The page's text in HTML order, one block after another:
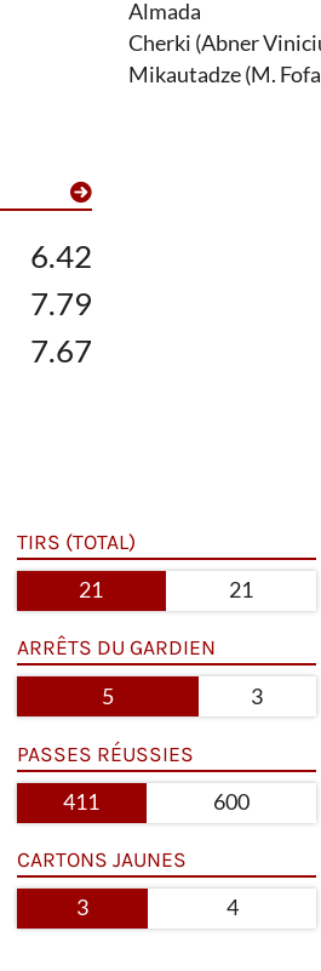
Almada
Cherki (Abner
Mikautadze (M.
6.42
7.79
7.67
TIRS (TOTAL)
21 21
ARRÊTS DU GARDIEN
5 3
PASSES RÉUSSIES
411 600
CARTONS JAUNES
3 4